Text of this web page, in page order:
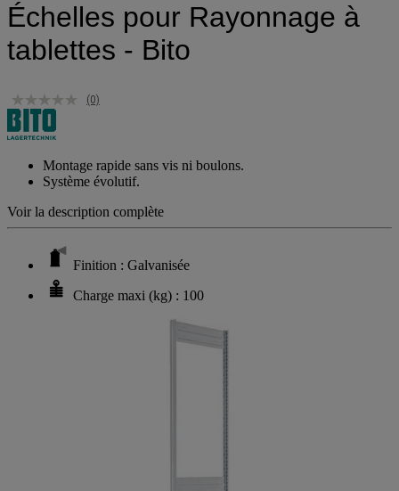
Échelles pour Rayonnage à
tablettes - Bito
(0)
Montage rapide sans vis ni boulons.
Système évolutif.
Voir la description complète
Finition : Galvanisée
Charge maxi (kg) : 100